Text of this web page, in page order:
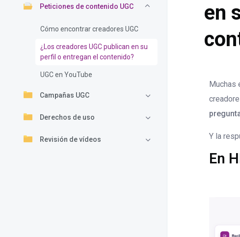
Peticiones de contenido UGC
Cómo encontrar creadores UGC
¿Los creadores UGC publican en su
perfil o entregan el contenido?
UGC en YouTube
Campañas UGC
Derechos de uso
Revisión de vídeos
en
Muchas
Y la
En